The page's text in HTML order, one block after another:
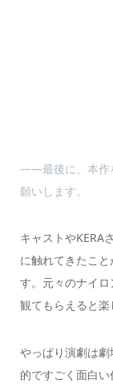
――最後に、本作
願いします。
キャストやKERA
に触れてきたこ
す。元々のナイ
観てもらえると楽
やっぱり演劇は
的ですごく面白